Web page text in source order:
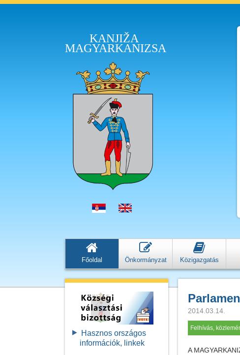
KANJIŽA
MAGYARKANIZSA
Főoldal Önkormányzat Közigazgatás
Hasznos országos
információk, linkek
2014.03.14.
Felhívás,
A